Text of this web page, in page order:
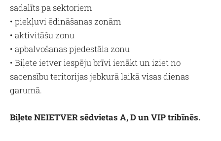
sadalīts pa sektoriem
• piekļuvi ēdināšanas zonām
• aktivitāšu zonu
• apbalvošanas pjedestāla zonu
• Biļete ietver iespēju brīvi ienākt un iziet no
sacensību teritorijas jebkurā laikā visas dienas
garumā.
Biļete NEIETVER sēdvietas A, D un VIP tribīnēs.